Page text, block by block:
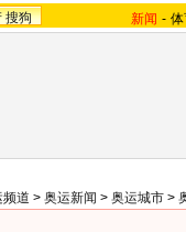
搜狗 新闻 -
频道 > 奥运新闻 > 奥运城市 >